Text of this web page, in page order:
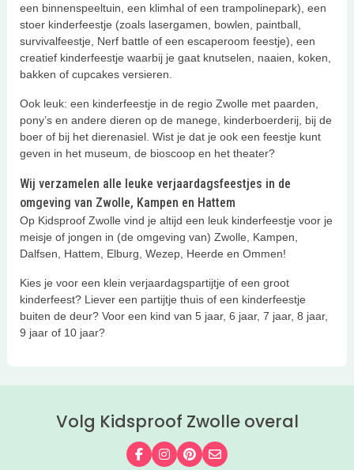
een binnenspeeltuin, een klimhal of een trampolinepark), een
stoer kinderfeestje (zoals lasergamen, bowlen, paintball,
survivalfeestje, Nerf battle of een escaperoom feestje), een
creatief kinderfeestje waarbij je gaat knutselen, naaien, koken,
bakken of cupcakes versieren.
Ook leuk: een kinderfeestje in de regio Zwolle met paarden,
pony’s en andere dieren op de manege, kinderboerderij, bij de
boer of bij het dierenasiel. Wist je dat je ook een feestje kunt
geven in het museum, de bioscoop en het theater?
Wij verzamelen alle leuke verjaardagsfeestjes in de
omgeving van Zwolle, Kampen en Hattem
Op Kidsproof Zwolle vind je altijd een leuk kinderfeestje voor je
meisje of jongen in (de omgeving van) Zwolle, Kampen,
Dalfsen, Hattem, Elburg, Wezep, Heerde en Ommen!
Kies je voor een klein verjaardagspartijtje of een groot
kinderfeest? Liever een partijtje thuis of een kinderfeestje
buiten de deur? Voor een kind van 5 jaar, 6 jaar, 7 jaar, 8 jaar,
9 jaar of 10 jaar?
Volg Kidsproof Zwolle overal
Volg ons op Facebook
Volg ons op Instagram
Volg ons op Pinterest
Mail ons